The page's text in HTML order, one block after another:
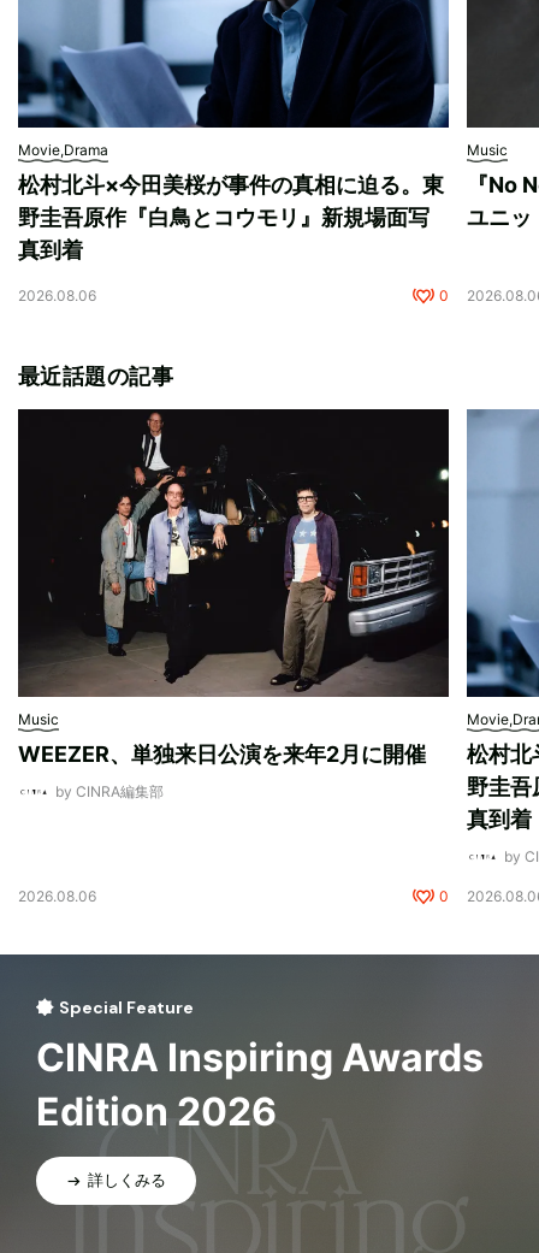
Movie,Drama
松村北斗×今田美桜が事件の真相に迫る。東
野圭吾原作『白鳥とコウモリ』新規場面写
真到着
2026.08.06 0
Music
『No
ユニッ
最近話題の記事
Music
WEEZER、単独来日公演を来年2月に開催
by CINRA編集部
2026.08.06 0
松村北
野圭吾
真到着
by
Special Feature
CINRA Inspiring Awards
Edition 2026
詳しくみる